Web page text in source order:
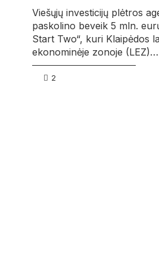
Viešųjų investicijų plėtros
paskolino beveik 5 mln.
Start Two“, kuri Klaipėdos
ekonominėje zonoje (LEZ)…
2